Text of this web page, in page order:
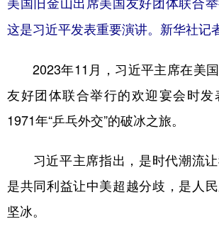
美国旧金山出席美国友好团体联合举
这是习近平发表重要演讲。新华社记
2023年11月，习近平主席在美国
友好团体联合举行的欢迎宴会时发
1971年“乒乓外交”的破冰之旅。
习近平主席指出，是时代潮流让
是共同利益让中美超越分歧，是人
坚冰。